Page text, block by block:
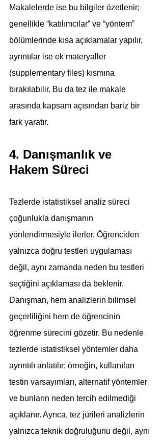
Makalelerde ise bu bilgiler özetlenir;
genellikle “katılımcılar” ve “yöntem”
bölümlerinde kısa açıklamalar yapılır,
ayrıntılar ise ek materyaller
(supplementary files) kısmına
bırakılabilir. Bu da tez ile makale
arasında kapsam açısından bariz bir
fark yaratır.
4. Danışmanlık ve
Hakem Süreci
Tezlerde istatistiksel analiz süreci
çoğunlukla danışmanın
yönlendirmesiyle ilerler. Öğrenciden
yalnızca doğru testleri uygulaması
değil, aynı zamanda neden bu testleri
seçtiğini açıklaması da beklenir.
Danışman, hem analizlerin bilimsel
geçerliliğini hem de öğrencinin
öğrenme sürecini gözetir. Bu nedenle
tezlerde istatistiksel yöntemler daha
ayrıntılı anlatılır; örneğin, kullanılan
testin varsayımları, alternatif yöntemler
ve bunların neden tercih edilmediği
açıklanır. Ayrıca, tez jürileri analizlerin
yalnızca teknik doğruluğunu değil, aynı